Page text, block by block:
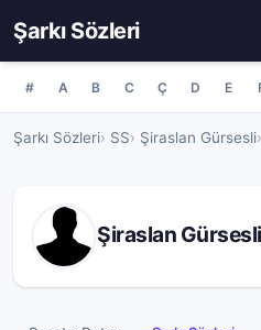
Şarkı Sözleri
# A B C Ç D E
Şarkı Sözleri SS Şiraslan Gürsesli
Şiraslan